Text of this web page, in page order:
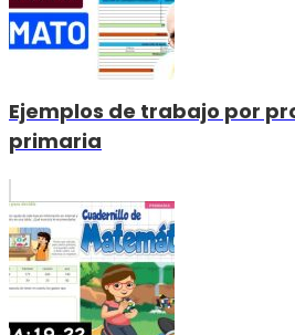
Ejemplos de trabajo por
primaria